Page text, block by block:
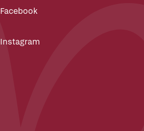
Facebook
Instagram